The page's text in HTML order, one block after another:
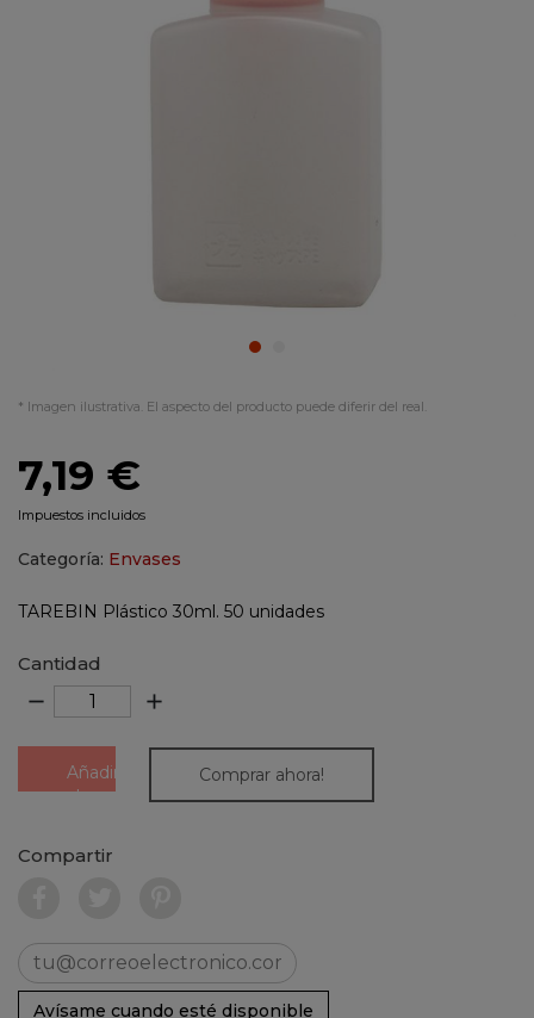
* Imagen ilustrativa. El aspecto del producto puede diferir del real.
7,19 €
Impuestos incluidos
Categoría: Envases
TAREBIN Plástico 30ml. 50 unidades
Cantidad
remove add
Añadir
al
Comprar ahora!
Compartir
Avísame cuando esté disponible